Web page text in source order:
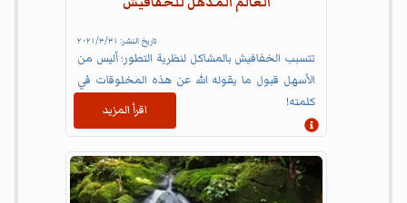
تاريخ النشر: ٣١‏/٣‏/٢٠٢١
تتسبب الخفافيش بالمشاكل لنظرية التطور؛ أليس من
الأسهل قبول ما يقوله الله عن هذه المخلوقات في
كلمته!
إظهار المعلومات
اقرأ المزيد